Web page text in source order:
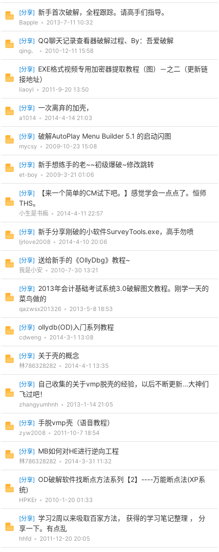
[分享] 新手首次破解，全程跟踪。请高手们指导。
Bapple • 2013-7-11 10:32
[分享] QQ聊天记录查看器破解过程、By：吾爱破解
qing、 • 2010-12-11 15:58
[分享] EXE格式视频专用加密器提取教程（图）－之二（更新链
接地址）
liaoyl • 2011-9-20 13:50
[分享] 一次离弃的加壳，
a1014 • 2014-4-14 21:03
[分享] 破解AutoPlay Menu Builder 5.1 的启动闪图
mycsy • 2009-10-23 15:08
[分享] 新手想练手的老~~初级爆破~修改跳转
et-boy • 2009-3-21 01:06
[分享]
【来一个简单的CM试下吧。】感觉学会一点点了。恒师
THS。
小生是书痴 • 2014-4-11 22:57
[分享] 新手分享刚破的小软件SurveyTools.exe，高手勿喷
ljrlove2008 • 2014-4-10 20:06
[分享] 送给新手的《OllyDbg》教程~
我是小安 • 2010-7-30 13:21
[分享] 2013年会计基础考试系统3.0破解图文教程。刚学一天的
菜鸟做的
qazwsx201326 • 2013-5-8 18:53
[分享] ollydb(OD)入门系列教程
cdweng • 2014-3-1 13:08
[分享] 关于壳的概念
林786328282 • 2014-4-1 13:35
[分享]
自己收集的关于vmp脱壳的经验，以后不断更新...大神们
飞过吧！
zhangyumhnh • 2013-1-14 21:05
[分享] 手脱vmp壳（语音教程）
zyw2008 • 2011-10-7 18:54
[分享] MB如何对HE进行逆向工程
林786328282 • 2014-3-31 11:32
[分享] OD破解软件找断点方法系列【2】----万能断点法(XP系
统)
HPKEr • 2010-1-20 01:33
[分享] 学习2周以来吸取百家方法， 获得的学习笔记整理 ， 分
享一下。有点乱
hhfd • 2011-12-20 20:05